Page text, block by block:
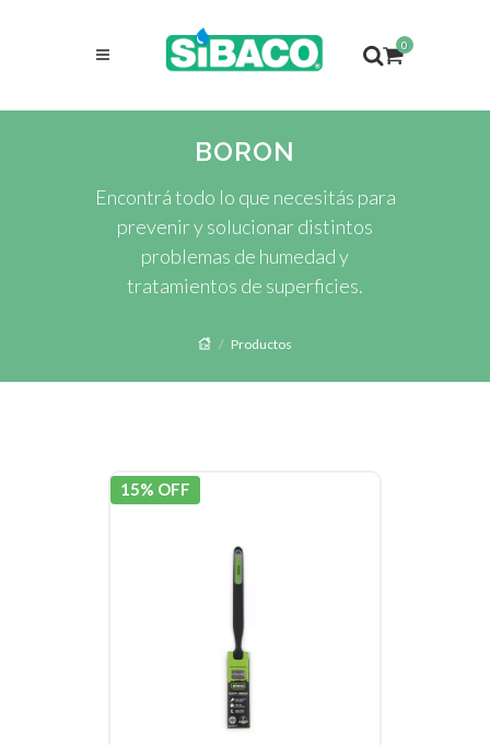
0
BORON
Encontrá todo lo que necesitás para
prevenir y solucionar distintos
problemas de humedad y
tratamientos de superficies.
Productos
15% OFF